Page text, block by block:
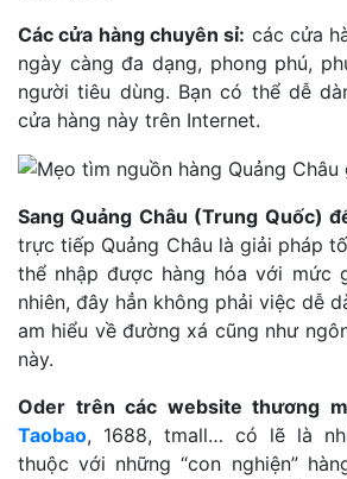
Các cửa hàng chuyên sỉ: các cửa
ngày càng đa dạng, phong phú,
người tiêu dùng. Bạn có thể dễ
cửa hàng này trên Internet.
Sang Quảng Châu (Trung Quốc)
trực tiếp Quảng Châu là giải pháp
thể nhập được hàng hóa với mức
nhiên, đây hẳn không phải việc dễ
am hiểu về đường xá cũng như
này.
Oder trên các website thương
Taobao, 1688, tmall… có lẽ là
thuộc với những “con nghiện”